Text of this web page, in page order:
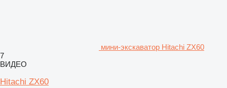
мини-экскаватор Hitachi ZX60
7
ВИДЕО
Hitachi ZX60